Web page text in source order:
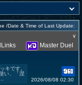
/Date & Time of Last Update:
∨
Master Duel
キです。
い、「涅
2026/08/08 02:30